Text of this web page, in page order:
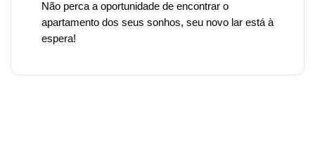
Não perca a oportunidade de encontrar o
apartamento dos seus sonhos, seu novo lar está à
espera!